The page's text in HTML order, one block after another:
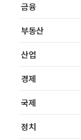
금융
부동산
산업
경제
국제
정치